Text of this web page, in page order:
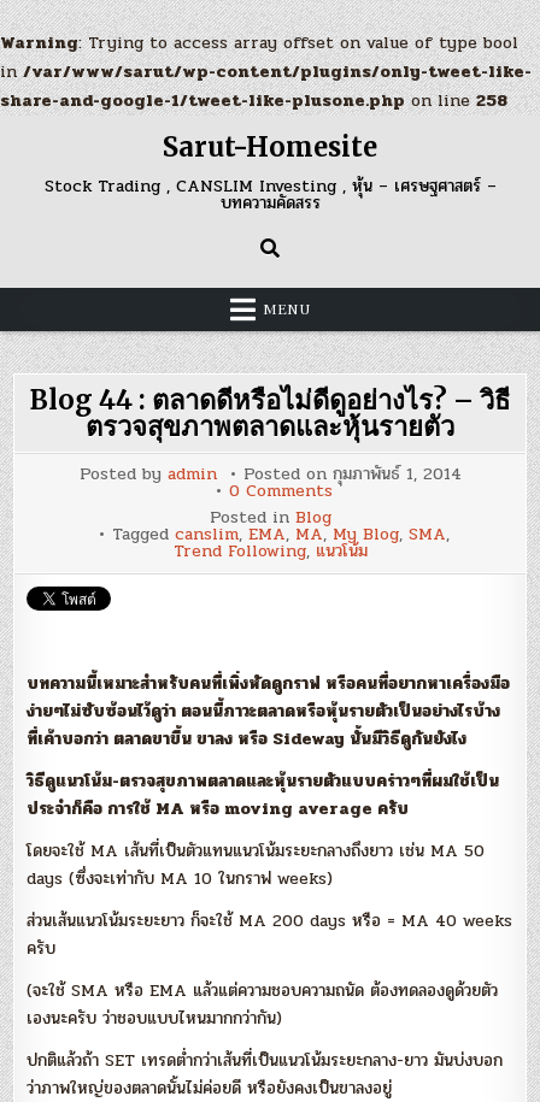
Warning: Trying to access array offset on value of type bool
in/var/www/sarut/wp-content/plugins/only-tweet-like-
share-and-google-1/tweet-like-plusone.phpon line258
content
Sarut-Homesite
Stock Trading , CANSLIM Investing , หุ้น – เศรษฐศาสตร์ –
บทความคัดสรร
MENU
Blog 44 : ตลาดดีหรือไม่ดีดูอย่างไร? – วิธี
ตรวจสุขภาพตลาดและหุ้นรายตัว
Posted by admin Posted on กุมภาพันธ์ 1, 2014
0 Commentson
44
:
ตลาด
ดี
–
วิธี
ตรวจ
สุขภาพ
ตลาด
หุ้น
ราย
ตัว
Posted in Blog
Tagged canslim, EMA, MA,My Blog, SMA,
Trend Following, แนวโน้ม
บทความนี้เหมาะสำหรับคนที่เพิ่งหัดดูกราฟ หรือคนที่อยากหาเครื่องมือ
ง่ายๆไม่ซับซ้อนไว้ดูว่า ตอนนี้ภาวะตลาดหรือหุ้นรายตัวเป็นอย่างไรบ้าง
ที่เค้าบอกว่า ตลาดขาขึ้น ขาลง หรือ Sideway นั้นมีวิธีดูกันยังไง
วิธีดูแนวโน้ม-ตรวจสุขภาพตลาดและหุ้นรายตัวแบบคร่าวๆที่ผมใช้เป็น
ประจำก็คือ การใช้ MA หรือ moving average ครับ
โดยจะใช้ MA เส้นที่เป็นตัวแทนแนวโน้มระยะกลางถึงยาว เช่น MA 50
days (ซึ่งจะเท่ากับ MA 10 ในกราฟ weeks)
ส่วนเส้นแนวโน้มระยะยาว ก็จะใช้ MA 200 days หรือ = MA 40 weeks
ครับ
(จะใช้ SMA หรือ EMA แล้วแต่ความชอบความถนัด ต้องทดลองดูด้วยตัว
เองนะครับ ว่าชอบแบบไหนมากกว่ากัน)
ปกติแล้วถ้า SET เทรดต่ำกว่าเส้นที่เป็นแนวโน้มระยะกลาง-ยาว มันบ่งบอก
ว่าภาพใหญ่ของตลาดนั้นไม่ค่อยดี หรือยังคงเป็นขาลงอยู่